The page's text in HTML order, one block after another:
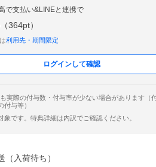
で支払い&LINEと連携で
（364pt）
利用先・期間限定
ログインして確認
実際の付与数・付与率が少ない場合があります（
付与等）
象です。特典詳細は内訳でご確認ください。
（入荷待ち）